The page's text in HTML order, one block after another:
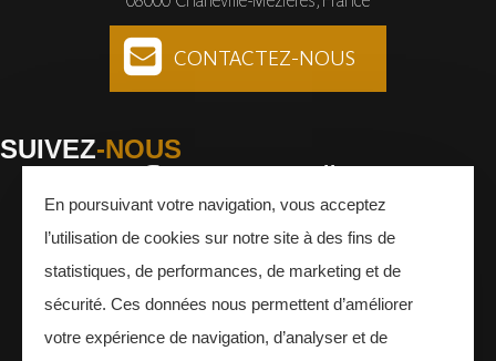
CONTACTEZ-NOUS
SUIVEZ-NOUS
Facebook Instagram Youtube
En poursuivant votre navigation, vous acceptez
l’utilisation de cookies sur notre site à des fins de
statistiques, de performances, de marketing et de
sécurité. Ces données nous permettent d’améliorer
votre expérience de navigation, d’analyser et de